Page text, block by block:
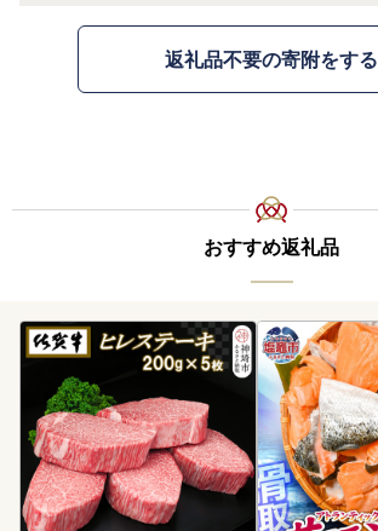
返礼品不要の寄附をする
おすすめ返礼品